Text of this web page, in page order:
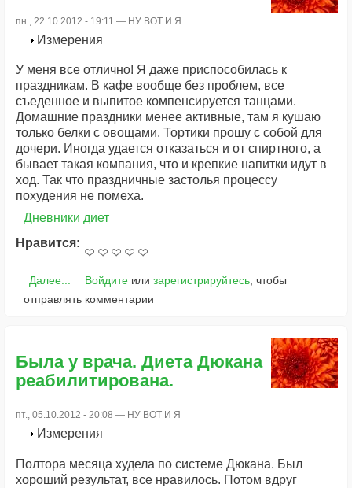
пн., 22.10.2012 - 19:11 — НУ ВОТ И Я
Измерения
У меня все отлично! Я даже приспособилась к
праздникам. В кафе вообще без проблем, все
съеденное и выпитое компенсируется танцами.
Домашние праздники менее активные, там я кушаю
только белки с овощами. Тортики прошу с собой для
дочери. Иногда удается отказаться и от спиртного, а
бывает такая компания, что и крепкие напитки идут в
ход. Так что праздничные застолья процессу
похудения не помеха.
Дневники диет
Нравится:
Далее... Войдитеили зарегистрируйтесь, чтобы
отправлять комментарии
Была у врача. Диета Дюкана
реабилитирована.
пт., 05.10.2012 - 20:08 — НУ ВОТ И Я
Измерения
Полтора месяца худела по системе Дюкана. Был
хороший результат, все нравилось. Потом вдруг